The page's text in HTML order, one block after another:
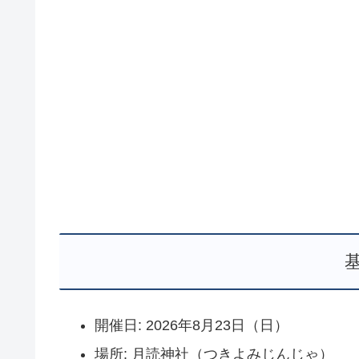
開催日: 2026年8月23日（日）
場所: 月読神社（つきよみじんじゃ）